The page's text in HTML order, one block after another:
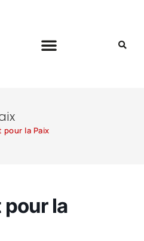
la Paix
la